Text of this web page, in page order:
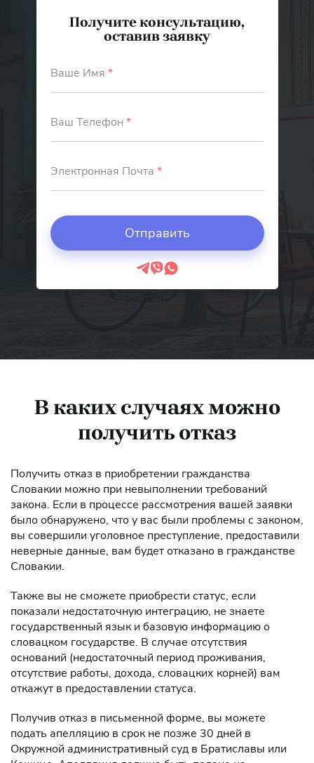
Получите консультацию,
оставив заявку
Ваше Имя *
Ваш Телефон *
Электронная Почта *
В каких случаях можно
получить отказ
Получить отказ в приобретении гражданства
Словакии можно при невыполнении требований
закона. Если в процессе рассмотрения вашей заявки
было обнаружено, что у вас были проблемы с законом,
вы совершили уголовное преступление, предоставили
неверные данные, вам будет отказано в гражданстве
Словакии.
Также вы не сможете приобрести статус, если
показали недостаточную интеграцию, не знаете
государственный язык и базовую информацию о
словацком государстве. В случае отсутствия
оснований (недостаточный период проживания,
отсутствие работы, дохода, словацких корней) вам
откажут в предоставлении статуса.
Получив отказ в письменной форме, вы можете
подать апелляцию в срок не позже 30 дней в
Окружной административный суд в Братиславы или